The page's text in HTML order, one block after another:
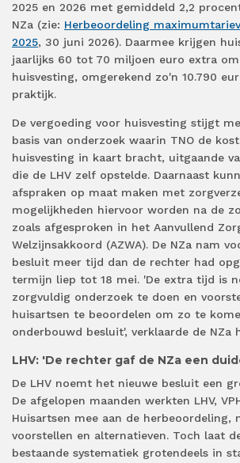
2025 en 2026 met gemiddeld 2,2
NZa (zie: Herbeoordeling
2025, 30 juni 2026). Daarmee krijgen
jaarlijks 60 tot 70 miljoen euro extra
huisvesting, omgerekend zo'n 10.790
praktijk.
De vergoeding voor huisvesting stijgt
basis van onderzoek waarin TNO de
huisvesting in kaart bracht, uitgaande
die de LHV zelf opstelde. Daarnaast
afspraken op maat maken met
mogelijkheden hiervoor worden na de
zoals afgesproken in het Aanvullend
Welzijnsakkoord (AZWA). De NZa nam
besluit meer tijd dan de rechter had
termijn liep tot 18 mei. 'De extra tijd is
zorgvuldig onderzoek te doen en
huisartsen te beoordelen om zo te
onderbouwd besluit', verklaarde de NZa
LHV: 'De rechter gaf de NZa een
De LHV noemt het nieuwe besluit een
De afgelopen maanden werkten LHV,
Huisartsen mee aan de herbeoordeling,
voorstellen en alternatieven. Toch laat
bestaande systematiek grotendeels in